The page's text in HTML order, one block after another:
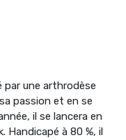
par une arthrodèse
passion et en se
il se lancera en
Handicapé à 80 %, il